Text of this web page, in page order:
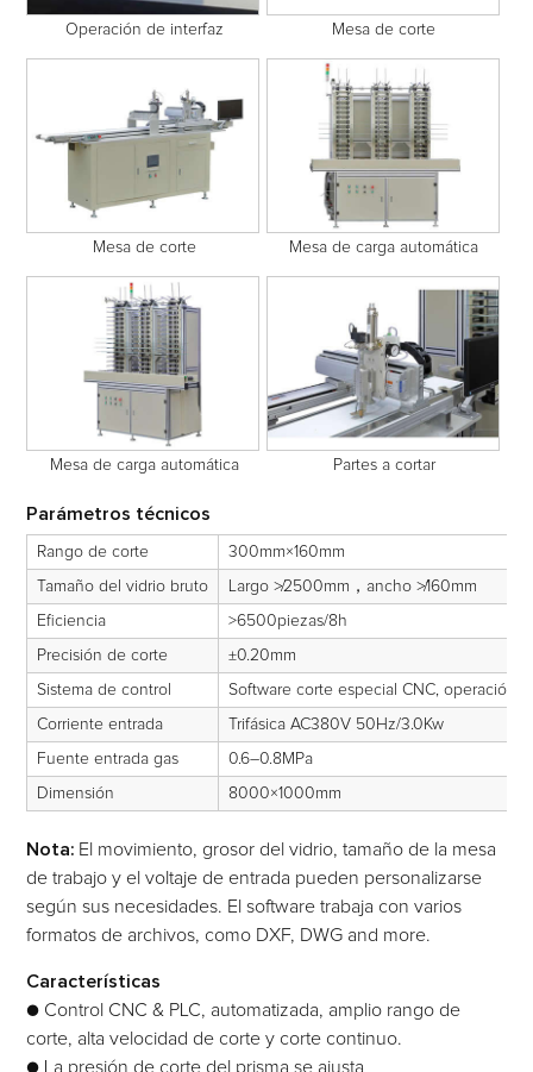
Operación de interfaz Mesa de corte
Mesa de corte Mesa de carga automática
Mesa de carga automática Partes a cortar
Parámetros técnicos
Rango de corte 300mm×160mm
Tamaño del vidrio bruto Largo ≯2500mm，ancho ≯160mm
Eficiencia >6500piezas/8h
Precisión de corte ±0.20mm
Sistema de control Software corte especial CNC, operación
Corriente entrada Trifásica AC380V 50Hz/3.0Kw
Fuente entrada gas 0.6–0.8MPa
Dimensión 8000×1000mm
Nota: El movimiento, grosor del vidrio, tamaño de la mesa
de trabajo y el voltaje de entrada pueden personalizarse
según sus necesidades. El software trabaja con varios
formatos de archivos, como DXF, DWG and more.
Características
● Control CNC & PLC, automatizada, amplio rango de
corte, alta velocidad de corte y corte continuo.
● La presión de corte del prisma se ajusta